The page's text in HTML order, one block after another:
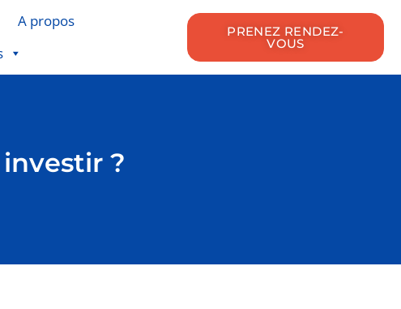
A propos
PRENEZ RENDEZ-
VOUS
?